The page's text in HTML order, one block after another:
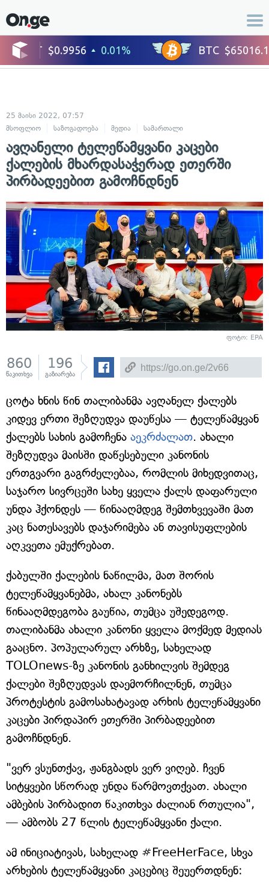
25 მაისი 2022, 07:57
მსოფლიო
საზოგადოება მედია სამართალი
ავღანელი ტელეწამყვანი კაცები
ქალების მხარდასაჭერად ეთერში
პირბადეებით გამოჩნდნენ
ფოტო: EPA
860
წაკითხვა
196
გაზიარება
ცოტა ხნის წინ თალიბანმა ავღანელ ქალებს
კიდევ ერთი შეზღუდვა დაუწესა — ტელეწამყვან
ქალებს სახის გამოჩენა აეკრძალათ. ახალი
შეზღუდვა მაისში დაწესებული კანონის
ერთგვარი გაგრძელებაა, რომლის მიხედვითაც,
საჯარო სივრცეში სახე ყველა ქალს დაფარული
უნდა ჰქონდეს — წინააღმდეგ შემთხვევაში მათ
კაც ნათესავებს დაჯარიმება ან თავისუფლების
აღკვეთა ემუქრებათ.
ქაბულში ქალების ნაწილმა, მათ შორის
ტელეწამყვანებმა, ახალ კანონებს
წინააღმდეგობა გაუწია, თუმცა უშედეგოდ.
თალიბანმა ახალი კანონი ყველა მოქმედ მედიას
გააცნო. პოპულარულ არხზე, სახელად
TOLOnews-ზე კანონის განხილვის შემდეგ
ქალები შეზღუდვას დაემორჩილნენ, თუმცა
პროტესტის გამოსახატავად არხის ტელეწამყვანი
კაცები პირდაპირ ეთერში პირბადეებით
გამოჩნდნენ.
"ვერ ვსუნთქავ, ჟანგბადს ვერ ვიღებ. ჩვენ
სიტყვები სწორად უნდა წარმოვთქვათ. ახალი
ამბების პირბადით წაკითხვა ძალიან რთულია",
— ამბობს 27 წლის ტელეწამყვანი ქალი.
ამ ინიციატივას, სახელად #FreeHerFace, სხვა
არხების ტელეწამყვანი კაცებიც შეუერთდნენ: